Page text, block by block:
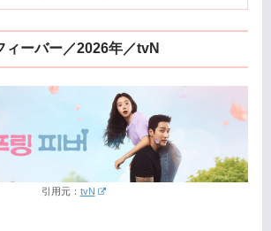
ィーバー／2026年／tvN
引用元： tvN